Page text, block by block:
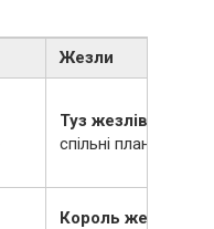
Жезли
Туз жезлів
спільні плани на
Король жезлів